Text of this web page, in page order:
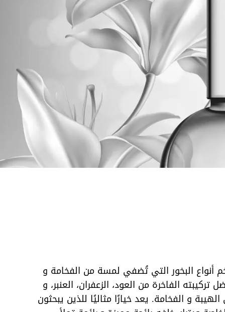
أنواع البخور التي تُضفي لمسة من الفخامة و
الفاخرة من العود، الزعفران، العنبر، و
و الفخامة. يعد خيارًا مثاليًا للذين يبحثون